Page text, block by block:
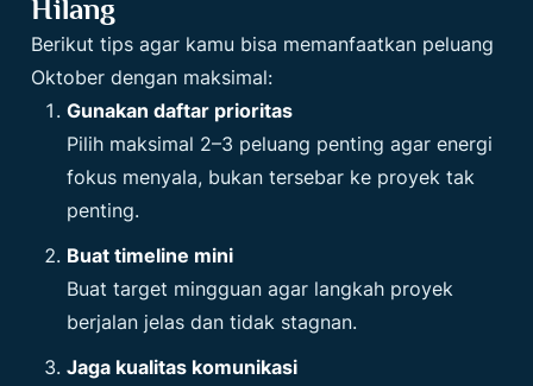
Hilang
Berikut tips agar kamu bisa memanfaatkan peluang
Oktober dengan maksimal:
Gunakan daftar prioritas
Pilih maksimal 2–3 peluang penting agar energi
fokus menyala, bukan tersebar ke proyek tak
penting.
Buat timeline mini
Buat target mingguan agar langkah proyek
berjalan jelas dan tidak stagnan.
Jaga kualitas komunikasi